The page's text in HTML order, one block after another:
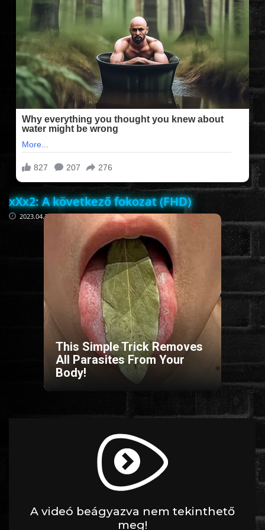
FILMEK (2025-ÖS)
FILMEK (2024-ES)
FILMEK (2023-AS)
FILMEK (2022-ES)
FELIRATOS FILMEK
AKCIÓ
xXx2: A következő fokozat (FHD)
2023.04.27
This Simple Trick Removes
All Parasites From Your
Body!